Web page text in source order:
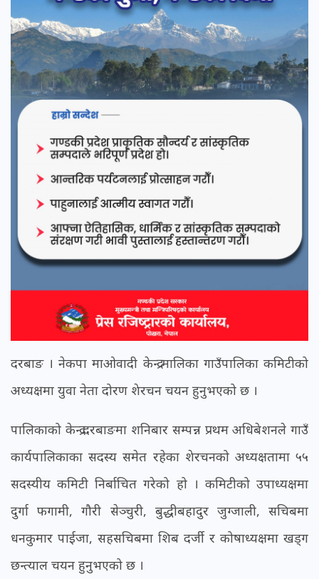
दरबाङ । नेकपा माओवादी केन्द्र मालिका गाउँपालिका कमिटीको
अध्यक्षमा युवा नेता दोरण शेरचन चयन हुनुभएको छ ।
पालिकाको केन्द्र दरबाङमा शनिबार सम्पन्न प्रथम अधिबेशनले गाउँ
कार्यपालिकाका सदस्य समेत रहेका शेरचनको अध्यक्षतामा ५५
सदस्यीय कमिटी निर्बाचित गरेको हो । कमिटीको उपाध्यक्षमा
दुर्गा फगामी, गौरी सेञ्चुरी, बुद्धीबहादुर जुग्जाली, सचिबमा
धनकुमार पाईजा, सहसचिबमा शिब दर्जी र कोषाध्यक्षमा खड्ग
छन्त्याल चयन हुनुभएको छ ।